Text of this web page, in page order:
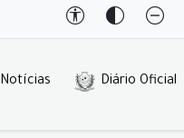
Notícias Diário Oficial